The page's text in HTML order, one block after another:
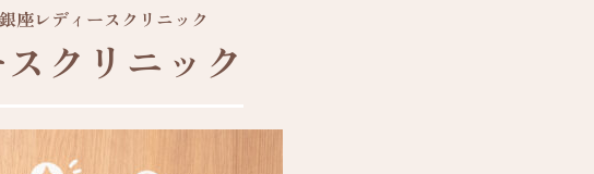
座レディースクリニック
クリニック